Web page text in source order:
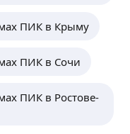
ПИК в Крыму
ПИК в Сочи
ПИК в Ростове-